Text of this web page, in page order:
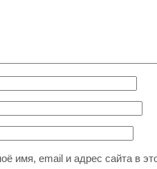
имя, email и адрес сайта в